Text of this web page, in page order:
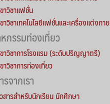
าวิชาแฟชั่น
าวิชาเทคโนโลยีแฟชั่นและเครื่องแต่งกาย
กรรมท่องเที่ยว
าวิชาการโรงแรม (ระดับปริญญาตรี)
าวิชาการท่องเที่ยว
จากเรา
สารสำหรับนักเรียน นักศึกษา